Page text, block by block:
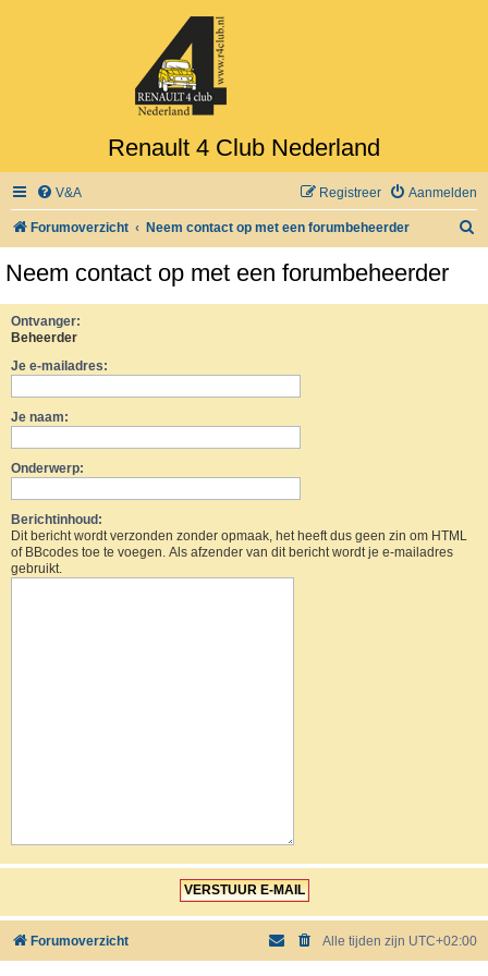
Renault 4 Club Nederland
V&A Aanmelden
Registreer
Forumoverzicht Neem contact op met een forumbeheerder
Neem contact op met een forumbeheerder
Ontvanger:
Beheerder
Je e-mailadres:
Je naam:
Onderwerp:
Berichtinhoud:
Dit bericht wordt verzonden zonder opmaak, het heeft dus geen zin om HTML
of BBcodes toe te voegen. Als afzender van dit bericht wordt je e-mailadres
gebruikt.
Forumoverzicht Alle tijden zijn UTC+02:00